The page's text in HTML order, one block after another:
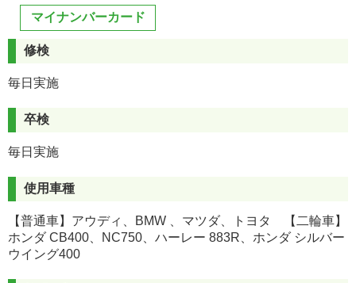
マイナンバーカード
修検
毎日実施
卒検
毎日実施
使用車種
【普通車】アウディ、BMW 、マツダ、トヨタ 【二輪車】
ホンダ CB400、NC750、ハーレー 883R、ホンダ シルバー
ウイング400